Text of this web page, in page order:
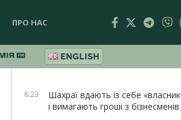
ПРО НАС
ENGLISH
8:23
Шахраї вдають із себе
і вимагають гроші з бізнесменів